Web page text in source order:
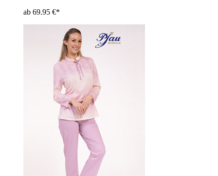
ab 69.95 €*